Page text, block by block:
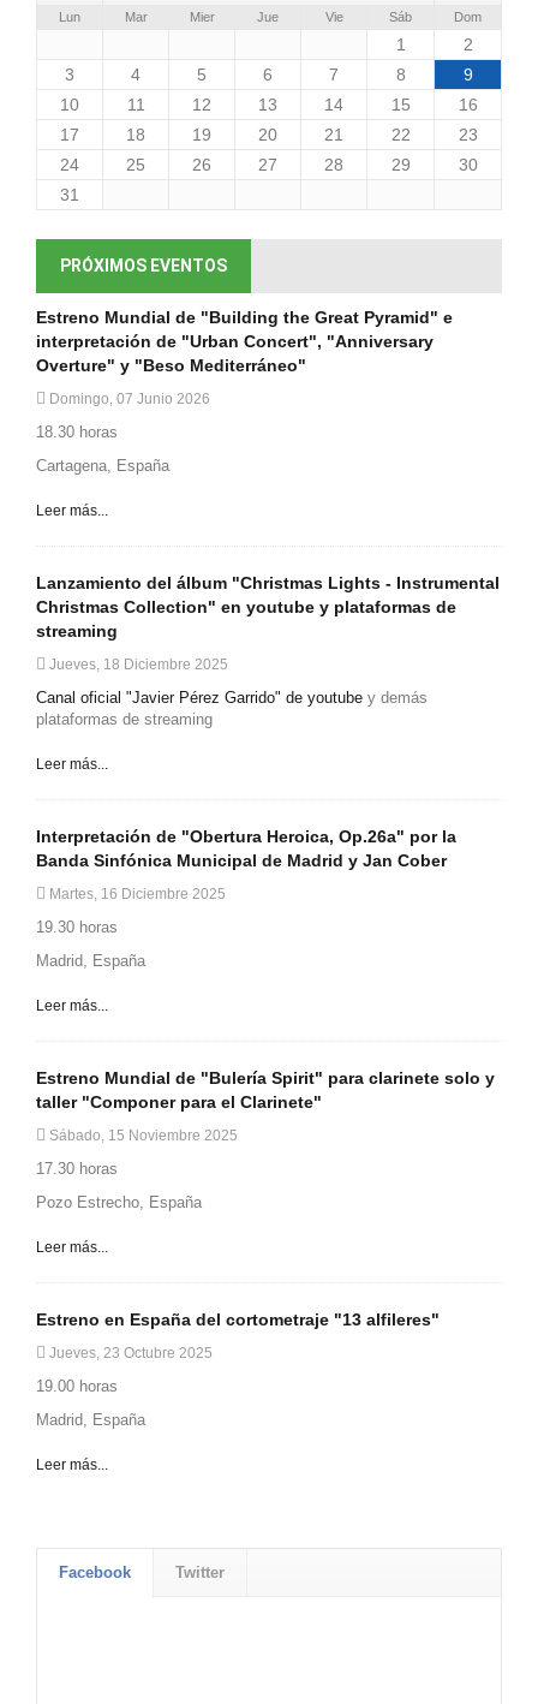
Lun Mar Mier Jue Vie Sáb Dom
1
2
3
4 5 6 7 8
9
10
11 12 13 14 15
16
17
18 19 20 21 22
23
24
25 26 27 28 29
30
31
PRÓXIMOS EVENTOS
Estreno Mundial de "Building the Great Pyramid" e
interpretación de "Urban Concert", "Anniversary
Overture" y "Beso Mediterráneo"
Domingo, 07 Junio 2026
18.30 horas
Cartagena, España
Leer más...
Lanzamiento del álbum "Christmas Lights - Instrumental
Christmas Collection" en youtube y plataformas de
streaming
Jueves, 18 Diciembre 2025
Canal oficial "Javier Pérez Garrido" de youtube y demás
plataformas de streaming
Leer más...
Interpretación de "Obertura Heroica, Op.26a" por la
Banda Sinfónica Municipal de Madrid y Jan Cober
Martes, 16 Diciembre 2025
19.30 horas
Madrid, España
Leer más...
Estreno Mundial de "Bulería Spirit" para clarinete solo y
taller "Componer para el Clarinete"
Sábado, 15 Noviembre 2025
17.30 horas
Pozo Estrecho, España
Leer más...
Estreno en España del cortometraje "13 alfileres"
Jueves, 23 Octubre 2025
19.00 horas
Madrid, España
Leer más...
Facebook Twitter